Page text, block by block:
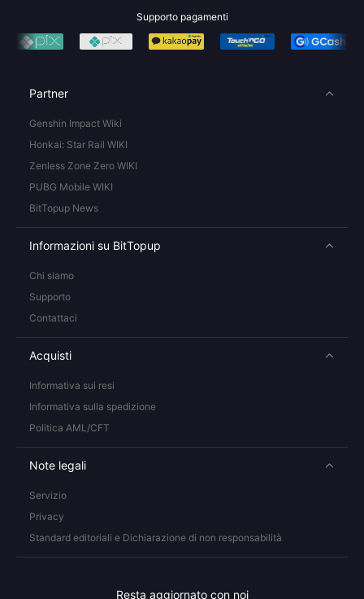
Supporto pagamenti
Partner
Genshin Impact Wiki
Honkai: Star Rail WIKI
Zenless Zone Zero WIKI
PUBG Mobile WIKI
BitTopup News
Informazioni su BitTopup
Chi siamo
Supporto
Contattaci
Acquisti
Informativa sui resi
Informativa sulla spedizione
Politica AML/CFT
Note legali
Servizio
Privacy
Standard editoriali e Dichiarazione di non responsabilità
Resta aggiornato con noi